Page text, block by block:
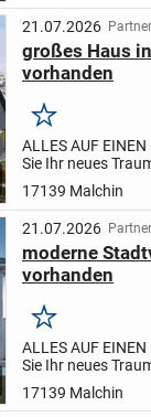
21.07.2026
großes Haus
vorhanden
Merken
ALLES AUF EINEN
Sie Ihr neues
mir melden oder
17139 Malchin
21.07.2026
moderne
vorhanden
Merken
ALLES AUF EINEN
Sie Ihr neues
mir melden oder
17139 Malchin